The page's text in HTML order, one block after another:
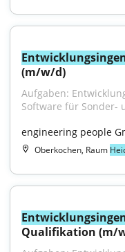
(m/w/d)
Aufgaben:
Software für Sonder-
engineering people
Oberkochen, Raum
Qualifikation (m/